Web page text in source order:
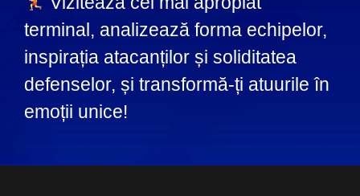
terminal, analizează forma echipelor,
inspirația atacanților și soliditatea
defenselor, și transformă-ți atuurile în
emoții unice!